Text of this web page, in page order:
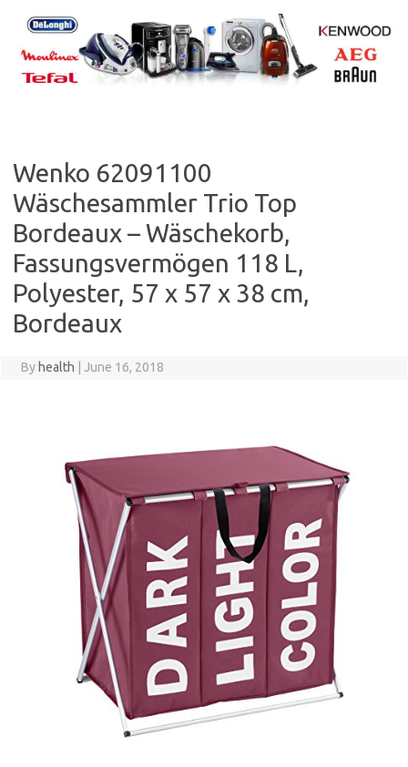
content
Wenko 62091100
Wäschesammler Trio Top
Bordeaux – Wäschekorb,
Fassungsvermögen 118 L,
Polyester, 57 x 57 x 38 cm,
Bordeaux
By health June 16, 2018